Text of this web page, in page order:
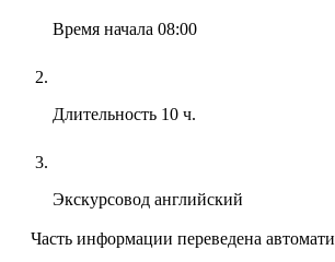
Время начала 08:00
Длительность 10 ч.
Экскурсовод английский
Часть информации переведена